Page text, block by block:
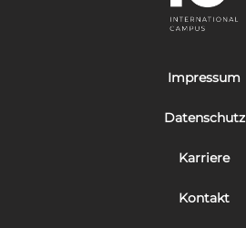
Impressum
Datenschutz
Karriere
Kontakt